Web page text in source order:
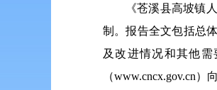
《苍溪县高坡镇
制。报告全文包括总
及改进情况和其他需
（www.cncx.gov.cn